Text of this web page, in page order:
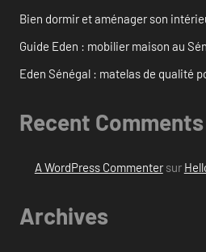
Bien dormir et aménager son
Guide Eden : mobilier maison au
Eden Sénégal : matelas de qualité
Recent Comments
A WordPress Commentersur
Archives